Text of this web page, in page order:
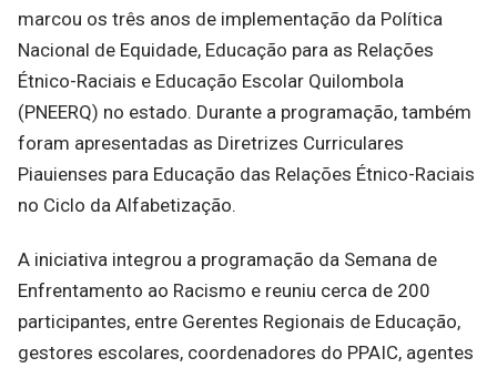
marcou os três anos de implementação da Política
Nacional de Equidade, Educação para as Relações
Étnico-Raciais e Educação Escolar Quilombola
(PNEERQ) no estado. Durante a programação, também
foram apresentadas as Diretrizes Curriculares
Piauienses para Educação das Relações Étnico-Raciais
no Ciclo da Alfabetização.
A iniciativa integrou a programação da Semana de
Enfrentamento ao Racismo e reuniu cerca de 200
participantes, entre Gerentes Regionais de Educação,
gestores escolares, coordenadores do PPAIC, agentes